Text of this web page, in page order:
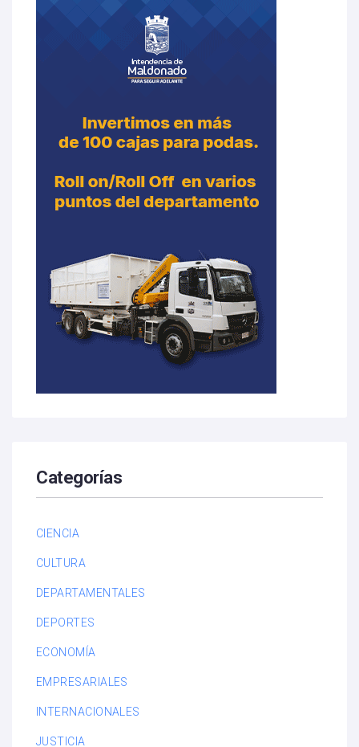
Categorías
CIENCIA
CULTURA
DEPARTAMENTALES
DEPORTES
ECONOMÍA
EMPRESARIALES
INTERNACIONALES
JUSTICIA